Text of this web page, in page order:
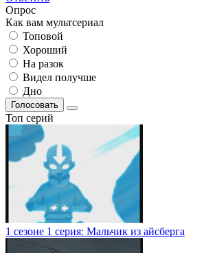
Опрос
Как вам мультсериал
Топовой
Хороший
На разок
Видел получше
Дно
Голосовать
Топ серий
1 сезоне 1 серия: Мальчик из айсберга